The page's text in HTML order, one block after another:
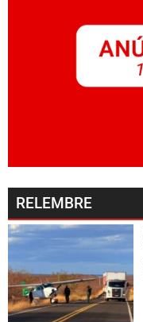
RELEMBRE